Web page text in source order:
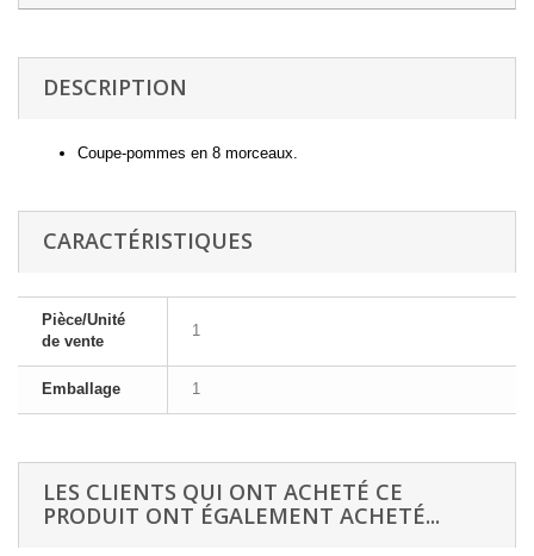
DESCRIPTION
Coupe-pommes en 8 morceaux.
CARACTÉRISTIQUES
Pièce/Unité
de vente
1
Emballage 1
LES CLIENTS QUI ONT ACHETÉ CE
PRODUIT ONT ÉGALEMENT ACHETÉ...